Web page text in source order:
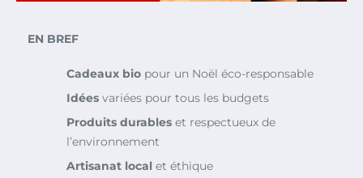
EN BREF
Cadeaux bio pour un Noël éco-responsable
Idées variées pour tous les budgets
Produits durables et respectueux de
l’environnement
Artisanat local et éthique